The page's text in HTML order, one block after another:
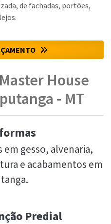
de fachadas, portões,
House
- MT
gesso, alvenaria,
e acabamentos em
Predial